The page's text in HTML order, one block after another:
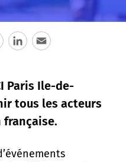
Paris Ile-de-
tous les acteurs